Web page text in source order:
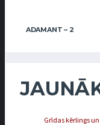
ADAMANT – 2
Grīdas kērlings